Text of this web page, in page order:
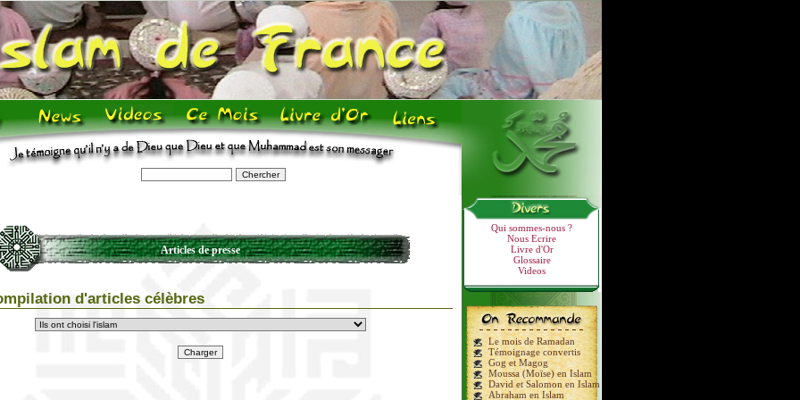
Qui sommes-nous ?
Nous Ecrire
Livre d'Or
Glossaire
Videos
Le mois de Ramadan
Témoignage convertis
Gog et Magog
Moussa (Moïse) en Islam
David et Salomon en Islam
Abraham en Islam
Articles de presse
d'articles célèbres